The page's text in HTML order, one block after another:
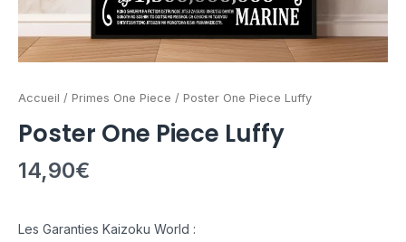
Accueil / Primes One Piece / Poster One Piece Luffy
Poster One Piece Luffy
14,90€
Les Garanties Kaizoku World :